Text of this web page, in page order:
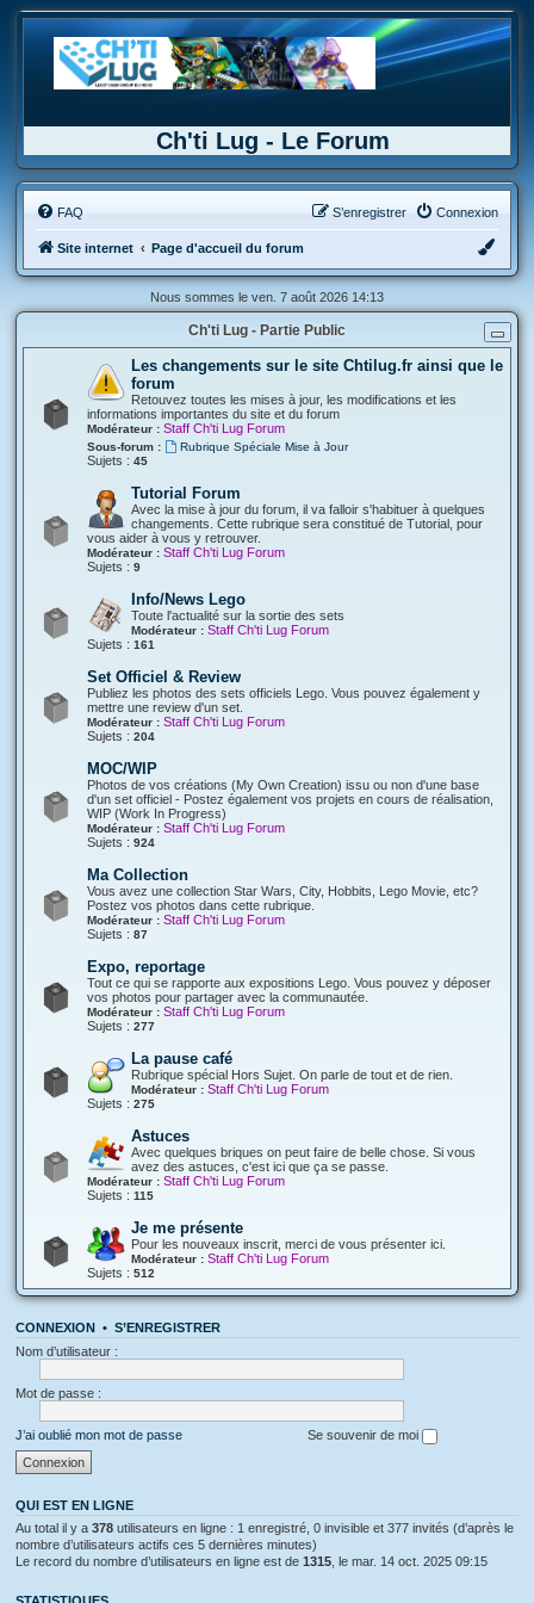
Ch'ti Lug - Le Forum
FAQ Connexion
S’enregistrer
Site internet Page d'accueil du forum
Nous sommes le ven. 7 août 2026 14:13
Ch'ti Lug - Partie Public
Les changements sur le site Chtilug.fr ainsi que le
forum
Retouvez toutes les mises à jour, les modifications et les
informations importantes du site et du forum
Modérateur : Staff Ch'ti Lug Forum
Sous-forum : Rubrique Spéciale Mise à Jour
Sujets : 45
Tutorial Forum
Avec la mise à jour du forum, il va falloir s'habituer à quelques
changements. Cette rubrique sera constitué de Tutorial, pour
vous aider à vous y retrouver.
Modérateur : Staff Ch'ti Lug Forum
Sujets : 9
Info/News Lego
Toute l'actualité sur la sortie des sets
Modérateur : Staff Ch'ti Lug Forum
Sujets : 161
Set Officiel & Review
Publiez les photos des sets officiels Lego. Vous pouvez également y
mettre une review d'un set.
Modérateur : Staff Ch'ti Lug Forum
Sujets : 204
MOC/WIP
Photos de vos créations (My Own Creation) issu ou non d'une base
d'un set officiel - Postez également vos projets en cours de réalisation,
WIP (Work In Progress)
Modérateur : Staff Ch'ti Lug Forum
Sujets : 924
Ma Collection
Vous avez une collection Star Wars, City, Hobbits, Lego Movie, etc?
Postez vos photos dans cette rubrique.
Modérateur : Staff Ch'ti Lug Forum
Sujets : 87
Expo, reportage
Tout ce qui se rapporte aux expositions Lego. Vous pouvez y déposer
vos photos pour partager avec la communautée.
Modérateur : Staff Ch'ti Lug Forum
Sujets : 277
La pause café
Rubrique spécial Hors Sujet. On parle de tout et de rien.
Modérateur : Staff Ch'ti Lug Forum
Sujets : 275
Astuces
Avec quelques briques on peut faire de belle chose. Si vous
avez des astuces, c'est ici que ça se passe.
Modérateur : Staff Ch'ti Lug Forum
Sujets : 115
Je me présente
Pour les nouveaux inscrit, merci de vous présenter ici.
Modérateur : Staff Ch'ti Lug Forum
Sujets : 512
CONNEXION • S’ENREGISTRER
Nom d’utilisateur :
Mot de passe :
J’ai oublié mon mot de passe Se souvenir de moi
QUI EST EN LIGNE
Au total il y a 378 utilisateurs en ligne : 1 enregistré, 0 invisible et 377 invités (d’après le
nombre d’utilisateurs actifs ces 5 dernières minutes)
Le record du nombre d’utilisateurs en ligne est de 1315 , le mar. 14 oct. 2025 09:15